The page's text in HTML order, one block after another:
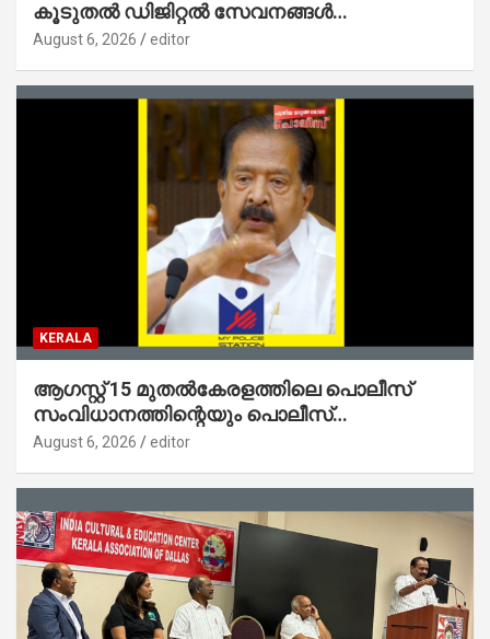
കൂടുതൽ ഡിജിറ്റൽ സേവനങ്ങൾ
ജനങ്ങളിലേക്കെത്തിക്കും – മന്ത്രി സി പി
August 6, 2026 editor
KERALA
ആഗസ്റ്റ് 15 മുതല്‍കേരളത്തിലെ പൊലീസ്
സംവിധാനത്തിന്റെയും പൊലീസ്
സ്റ്റേഷനുകളുടെയും മുഖഛായ മാറുകയാണ് :
August 6, 2026 editor